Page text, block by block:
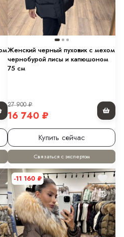
Женский черный пуховик с мехом
чернобурой лисы и капюшоном
75 см
27 900₽
16 740 ₽
Купить сейчас
Связаться с экспертом
-11 160 ₽